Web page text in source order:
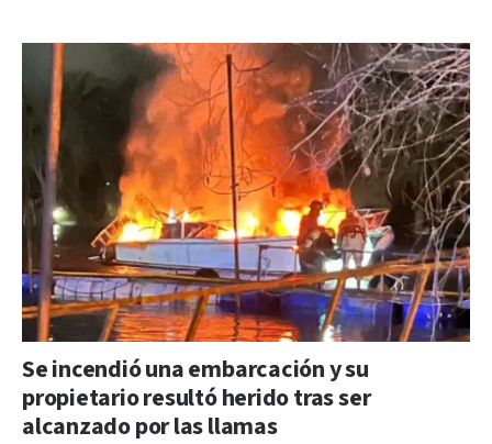
Se incendió una embarcación y su
propietario resultó herido tras ser
alcanzado por las llamas